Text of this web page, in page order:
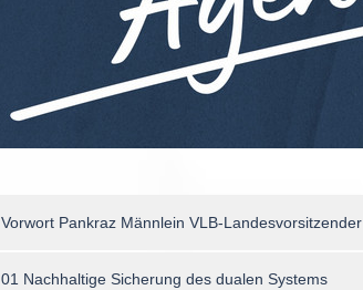
Vorwort Pankraz Männlein VLB-Landesvorsitzender
01 Nachhaltige Sicherung des dualen Systems